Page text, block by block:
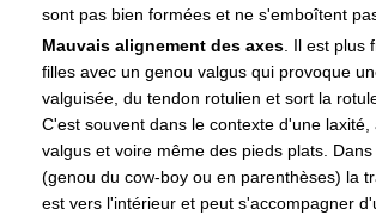
sont pas bien formées et ne s'emboîtent
Mauvais alignement des axes. Il est plus
filles avec un genou valgus qui provoque
valguisée, du tendon rotulien et sort la
C'est souvent dans le contexte d'une laxité,
valgus et voire même des pieds plats.
(genou du cow-boy ou en parenthèses) la
est vers l'intérieur et peut s'accompagner